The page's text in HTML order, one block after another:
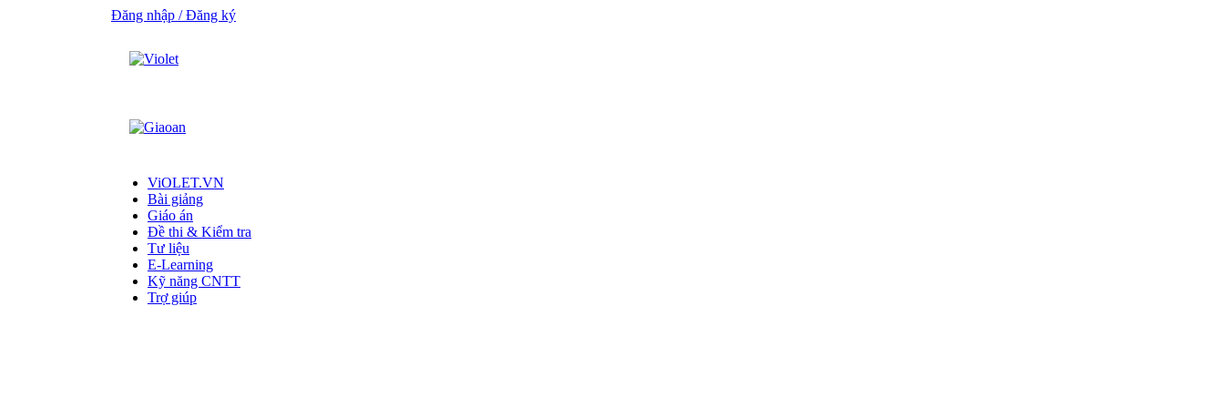
Đăng nhập / Đăng ký
ViOLET.VN
Bài giảng
Giáo án
Đề thi & Kiểm tra
Tư liệu
E-Learning
Kỹ năng CNTT
Trợ giúp